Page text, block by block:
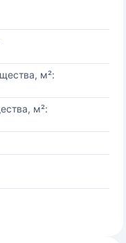
м²:
м²: